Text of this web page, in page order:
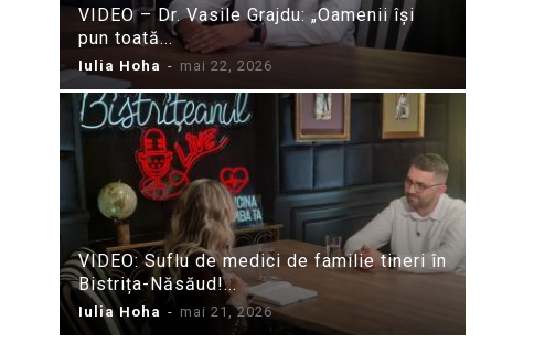
VIDEO – Dr. Vasile Grajdu: „Oamenii își
pun toată...
Iulia Hoha - mai 22, 2026
VIDEO: Suflu de medici de familie tineri în
Bistrița-Năsăud!...
Iulia Hoha - mai 21, 2026